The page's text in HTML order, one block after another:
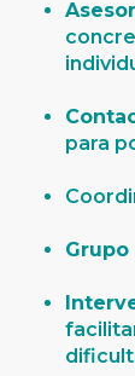
para